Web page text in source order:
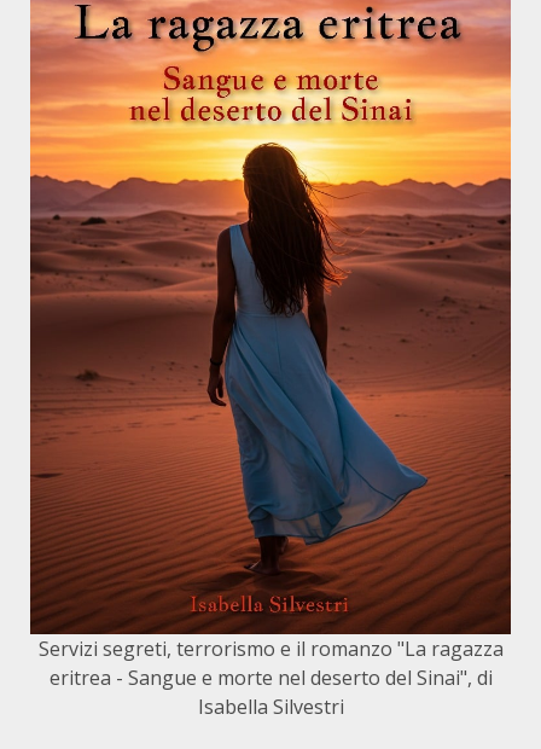
Servizi segreti, terrorismo e il romanzo "La ragazza
eritrea - Sangue e morte nel deserto del Sinai", di
Isabella Silvestri